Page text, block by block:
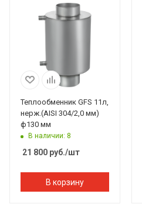
Теплообменник GFS 11л,
нерж.(AISI 304/2,0 мм)
ф130 мм
В наличии: 8
21 800 руб./шт
В корзину